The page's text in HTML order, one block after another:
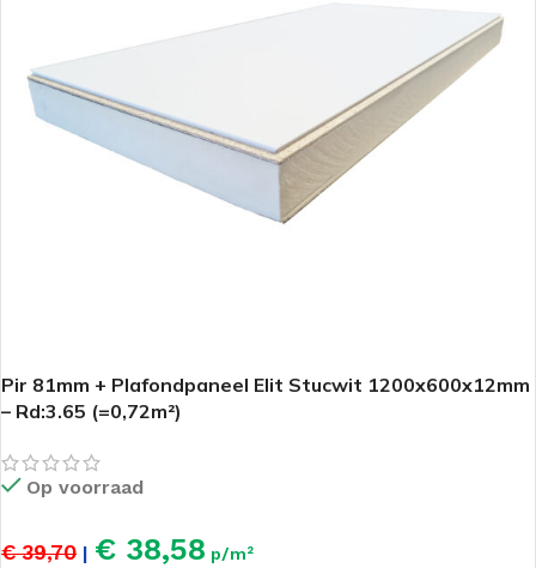
Pir 81mm + Plafondpaneel Elit Stucwit 1200x600x12mm
– Rd:3.65 (=0,72m²)
Op voorraad
€ 39,70 | € 38,58 p/m²